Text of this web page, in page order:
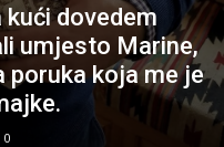
dovedem
umjesto Marine,
poruka koja me je
0